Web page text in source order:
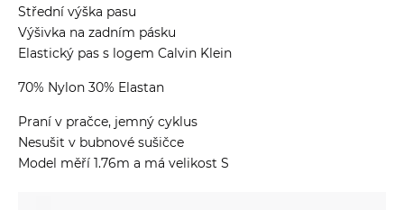
Střední výška pasu
Výšivka na zadním pásku
Elastický pas s logem Calvin Klein
70% Nylon 30% Elastan
Praní v pračce, jemný cyklus
Nesušit v bubnové sušičce
Model měří 1.76m a má velikost S